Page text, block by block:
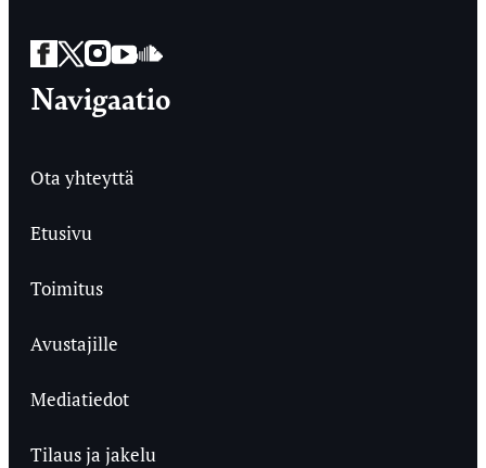
Facebook
Twitter
Instagram
YouTube
SoundCloud
Navigaatio
Ota yhteyttä
Etusivu
Toimitus
Avustajille
Mediatiedot
Tilaus ja jakelu